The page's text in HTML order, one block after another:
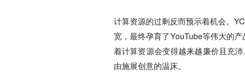
计算资源的过剩反而预示着机会。
宽，最终孕育了YouTube等伟大的
着计算资源会变得越来越廉价且充
由施展创意的温床。